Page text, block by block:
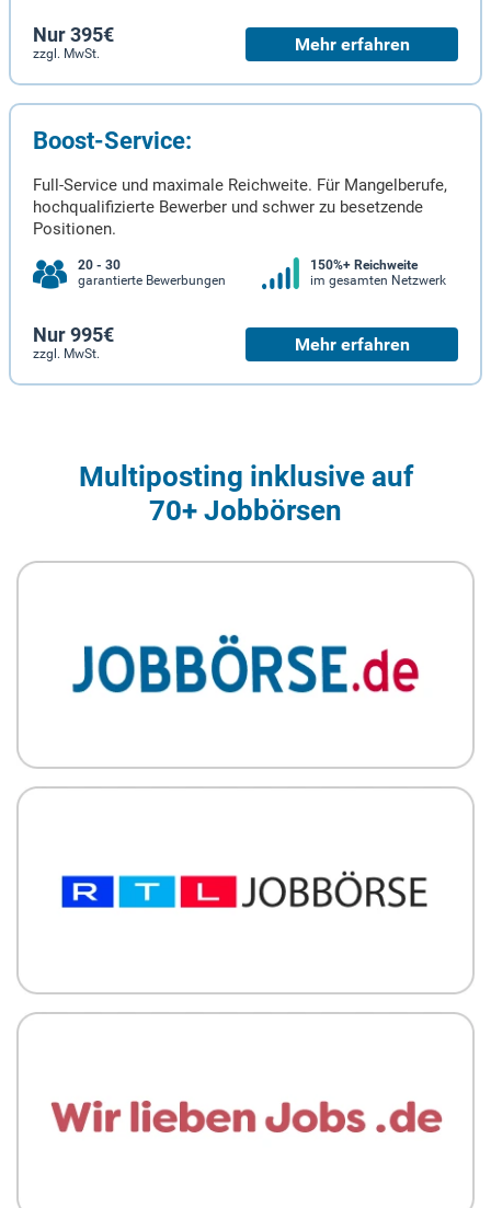
Nur 395€
zzgl. MwSt. Mehr erfahren
Boost-Service:
Full-Service und maximale Reichweite. Für Mangelberufe,
hochqualifizierte Bewerber und schwer zu besetzende
Positionen.
20 - 30
garantierte Bewerbungen
150%+ Reichweite
im gesamten Netzwerk
Nur 995€
zzgl. MwSt. Mehr erfahren
Multiposting inklusive auf
70+ Jobbörsen